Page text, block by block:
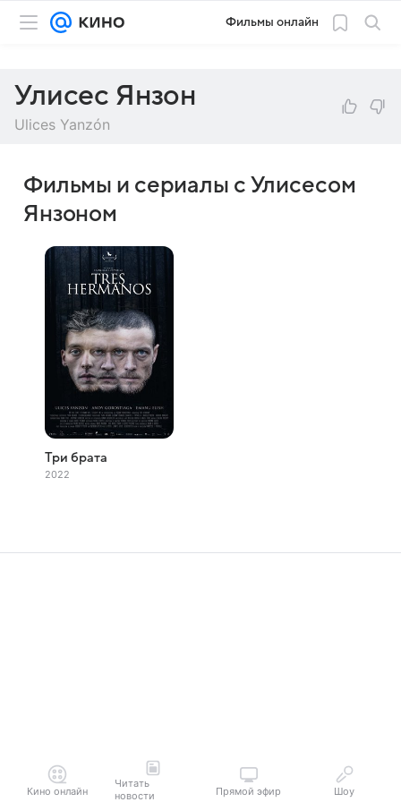
Фильмы онлайн
Улисес Янзон
Ulices Yanzón
Фильмы и сериалы с Улисесом
Янзоном
Три брата
2022
Кино онлайн
Читать
новости
Прямой эфир Шоу